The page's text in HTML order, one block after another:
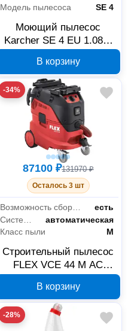
Модель пылесоса
SE 4
Моющий пылесос
Karcher SE 4 EU 1.081-
В корзину
-34%
87100 ₽131970 ₽
Осталось 3 шт
Возможность сбора жидкости
есть
автоматическая
Класс пыли
M
Строительный пылесос
FLEX VCE 44 M AC
В корзину
-28%